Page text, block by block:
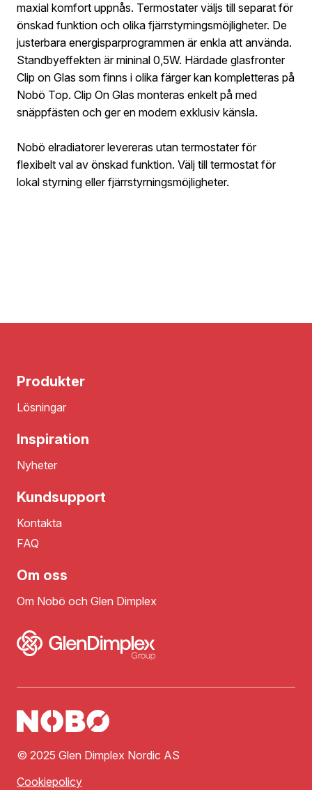
maxial komfort uppnås. Termostater väljs till separat för
önskad funktion och olika fjärrstyrningsmöjligheter. De
justerbara energisparprogrammen är enkla att använda.
Standbyeffekten är mininal 0,5W. Härdade glasfronter
Clip on Glas som finns i olika färger kan kompletteras på
Nobö Top. Clip On Glas monteras enkelt på med
snäppfästen och ger en modern exklusiv känsla.
Nobö elradiatorer levereras utan termostater för
flexibelt val av önskad funktion. Välj till termostat för
lokal styrning eller fjärrstyrningsmöjligheter.
Produkter
Lösningar
Inspiration
Nyheter
Kundsupport
Kontakta
FAQ
Om oss
Om Nobö och Glen Dimplex
© 2025 Glen Dimplex Nordic AS
Cookiepolicy